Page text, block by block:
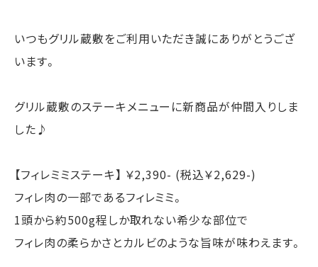
いつもグリル蔵敷をご利用いただき誠にありがとうござ
います。
グリル蔵敷のステーキメニューに新商品が仲間入りしま
した♪
【フィレミミステーキ】 ￥2,390- (税込￥2,629-)
フィレ肉の一部であるフィレミミ。
1頭から約500g程しか取れない希少な部位で
フィレ肉の柔らかさとカルビのような旨味が味わえます。